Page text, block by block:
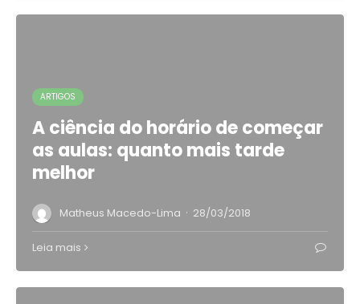
ARTIGOS
A ciência do horário de começar
as aulas: quanto mais tarde
melhor
Matheus Macedo-Lima · 28/03/2018
Leia mais